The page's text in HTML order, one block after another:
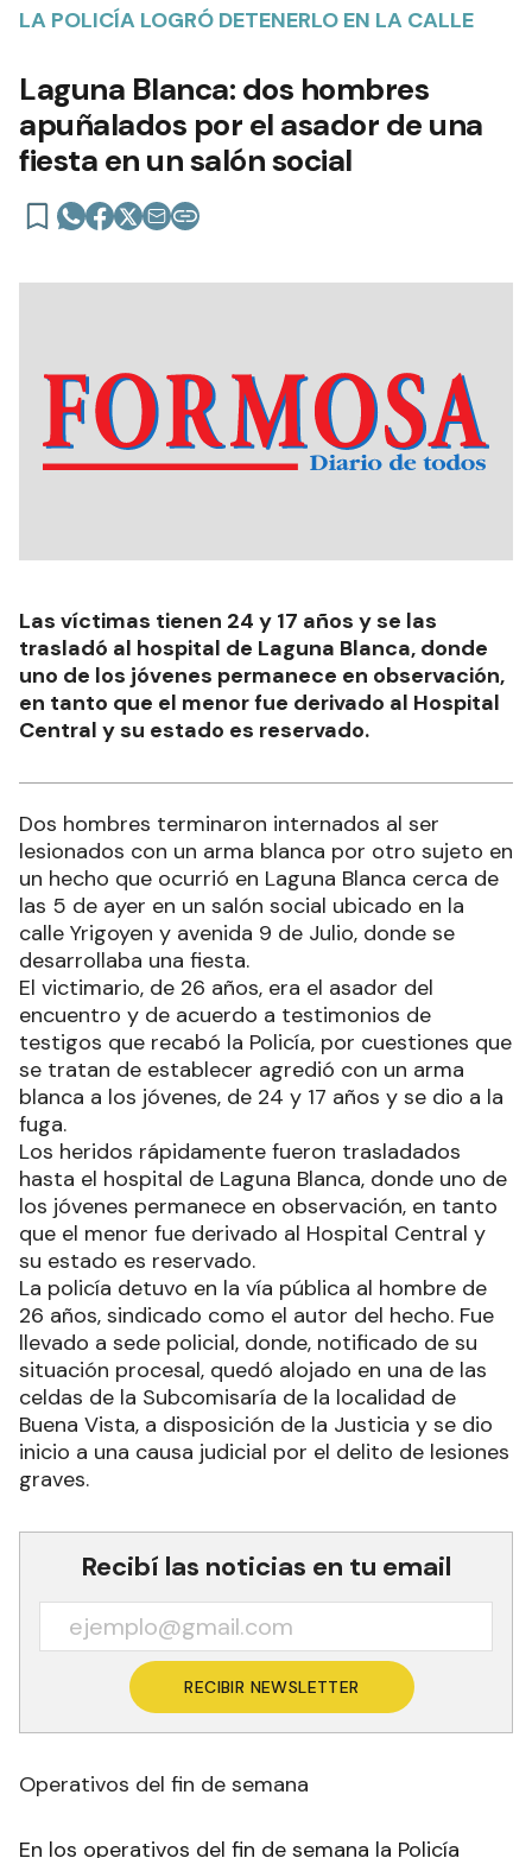
LA POLICÍA LOGRÓ DETENERLO EN LA CALLE
Laguna Blanca: dos hombres
apuñalados por el asador de una
fiesta en un salón social
Las víctimas tienen 24 y 17 años y se las
trasladó al hospital de Laguna Blanca, donde
uno de los jóvenes permanece en observación,
en tanto que el menor fue derivado al Hospital
Central y su estado es reservado.
Dos hombres terminaron internados al ser
lesionados con un arma blanca por otro sujeto en
un hecho que ocurrió en Laguna Blanca cerca de
las 5 de ayer en un salón social ubicado en la
calle Yrigoyen y avenida 9 de Julio, donde se
desarrollaba una fiesta.
El victimario, de 26 años, era el asador del
encuentro y de acuerdo a testimonios de
testigos que recabó la Policía, por cuestiones que
se tratan de establecer agredió con un arma
blanca a los jóvenes, de 24 y 17 años y se dio a la
fuga.
Los heridos rápidamente fueron trasladados
hasta el hospital de Laguna Blanca, donde uno de
los jóvenes permanece en observación, en tanto
que el menor fue derivado al Hospital Central y
su estado es reservado.
La policía detuvo en la vía pública al hombre de
26 años, sindicado como el autor del hecho. Fue
llevado a sede policial, donde, notificado de su
situación procesal, quedó alojado en una de las
celdas de la Subcomisaría de la localidad de
Buena Vista, a disposición de la Justicia y se dio
inicio a una causa judicial por el delito de lesiones
graves.
Recibí las noticias en tu email
RECIBIR NEWSLETTER
Operativos del fin de semana
En los operativos del fin de semana la Policía